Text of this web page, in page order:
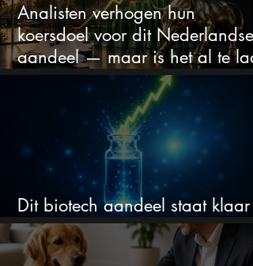
Analisten verhogen hun
koersdoel voor dit Nederlandse
aandeel — maar is het al te laat
om in te stappen?
Dit biotech aandeel staat klaar
voor een flinke rally